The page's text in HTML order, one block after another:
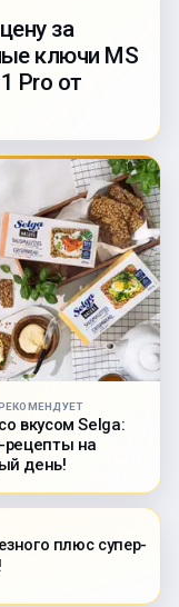
за
ключи MS
Pro от
РЕКОМЕНДУЕТ
вкусом Selga:
рецепты на
день!
плюс супер-